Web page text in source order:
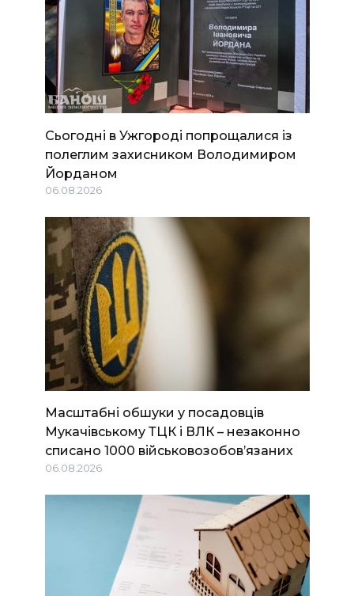
Сьогодні в Ужгороді попрощалися із
полеглим захисником Володимиром
Йорданом
06.08.2026
Масштабні обшуки у посадовців
Мукачівському ТЦК і ВЛК – незаконно
списано 1000 військовозобов’язаних
06.08.2026